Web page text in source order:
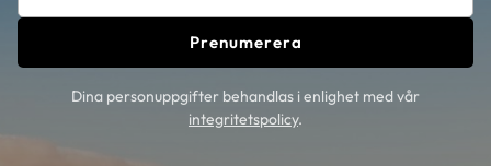
Prenumerera
Dina personuppgifter behandlas i enlighet med vår
integritetspolicy.